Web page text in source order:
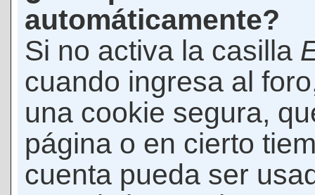
automáticamente?
Si no activa la casilla
cuando ingresa al
una cookie segura,
página o en cierto
cuenta pueda ser